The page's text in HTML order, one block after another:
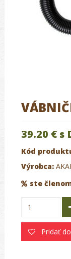
39.20 € s
Kód
Výrobca:
ste
Pridať